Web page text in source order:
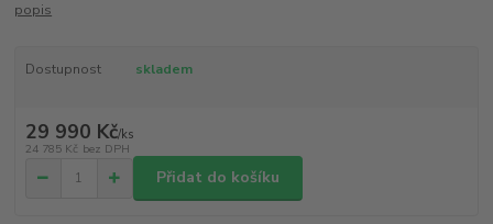
popis
Dostupnost skladem
29 990 Kč/ks
24 785 Kč bez DPH
Přidat do košíku